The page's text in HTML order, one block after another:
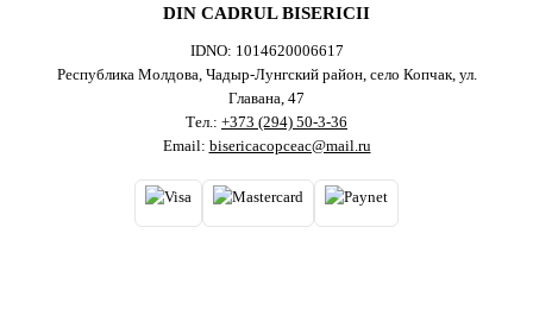
DIN CADRUL BISERICII
IDNO: 1014620006617
Республика Молдова, Чадыр-Лунгский район, село Копчак, ул.
Главана, 47
Тел.: +373 (294) 50-3-36
Email: bisericacopceac@mail.ru